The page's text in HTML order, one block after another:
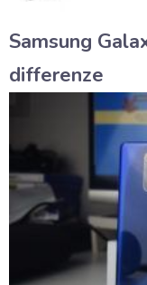
Samsung
differenze